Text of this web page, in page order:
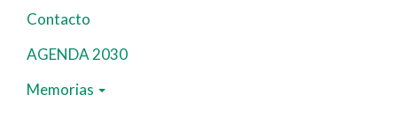
Contacto
AGENDA 2030
Memorias